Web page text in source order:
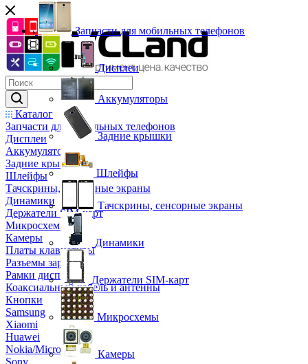
Каталог
Запчасти для мобильных телефонов
Дисплеи
Аккумуляторы
Задние крышки
Шлейфы
Тачскрины, сенсорные экраны
Динамики
Держатели SIM-карт
Микросхемы
Камеры
Платы клавиатуры
Разъемы зарядки
Рамки дисплея
Коаксиальный кабель и антенны
Кнопки
Samsung
Xiaomi
Huawei
Nokia/Microsoft
Sony
Запчасти для мобильных телефонов
Дисплеи
Аккумуляторы
Задние крышки
Шлейфы
Тачскрины, сенсорные экраны
Динамики
Держатели SIM-карт
Микросхемы
Камеры